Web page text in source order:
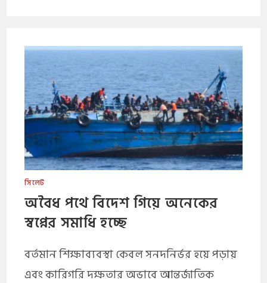
সিলেট
অবৈধ পথে বিদেশ গিয়ে অনেকের
স্বপ্নের সমাধি হচ্ছে
বর্তমান শিক্ষাব্যবস্থা কেবল সনদনির্ভর হয়ে পড়ায়
এবং কারিগরি দক্ষতার অভাবে আন্তর্জাতিক